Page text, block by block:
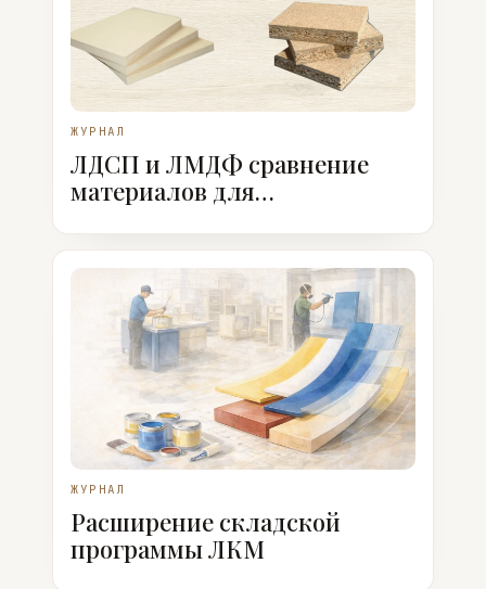
ЖУРНАЛ
ЛДСП и ЛМДФ сравнение
материалов для
ЖУРНАЛ
Расширение складской
программы ЛКМ